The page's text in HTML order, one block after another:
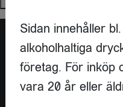
Är du
Sidan innehåller
alkoholhaltiga
företag. För inköp
vara 20 år eller